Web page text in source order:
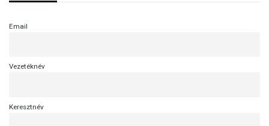
Email
Vezetéknév
Keresztnév